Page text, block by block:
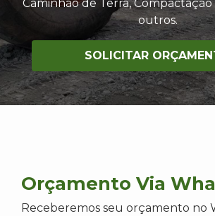
Caminhão de Terra,
outros.
SOLICITAR
Orçamento Via
Receberemos seu orçamento no